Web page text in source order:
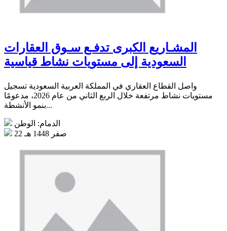
المشـاريع الكبرى تدفـع سـوق العقارات
السعودية إلى مستويات نشاط قياسية
واصل القطاع العقاري في المملكة العربية السعودية تسجيل
مستويات نشاط مرتفعة خلال الربع الثاني من عام 2026، مدعومًا
بنمو الأنشطة...
الدمام: الوطن
22 صفر 1448 هـ